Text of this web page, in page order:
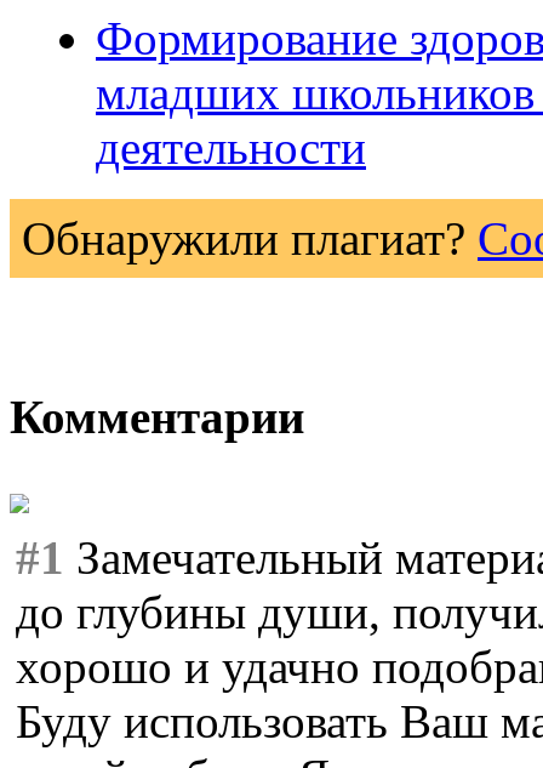
Формирование
младших школьников
деятельности
Обнаружили плагиат?
Комментарии
#1 Замечательный
до глубины души,
хорошо и удачно
Буду использовать Ваш